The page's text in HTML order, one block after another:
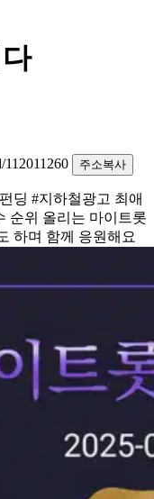
112011260
주소복사
딩 #지하철광고 최애
순위 올리는 마이트롯
하며 함께 응원해요